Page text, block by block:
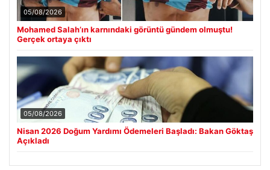
05/08/2026
Mohamed Salah’ın karnındaki görüntü gündem olmuştu!
Gerçek ortaya çıktı
05/08/2026
Nisan 2026 Doğum Yardımı Ödemeleri Başladı: Bakan Göktaş
Açıkladı